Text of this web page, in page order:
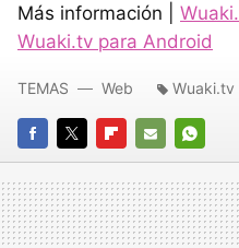
Más información |
Wuaki.tv para Android
FACEBOOK
TWITTERFLIPBOARD
E-
MAIL
TEMAS Web Wuaki.tv